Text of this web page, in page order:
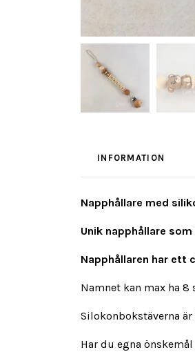
INFORMATION
Napphållare med
Unik napphållare
Napphållaren har ett
Namnet kan max ha
Silokonbokstäverna
Har du egna